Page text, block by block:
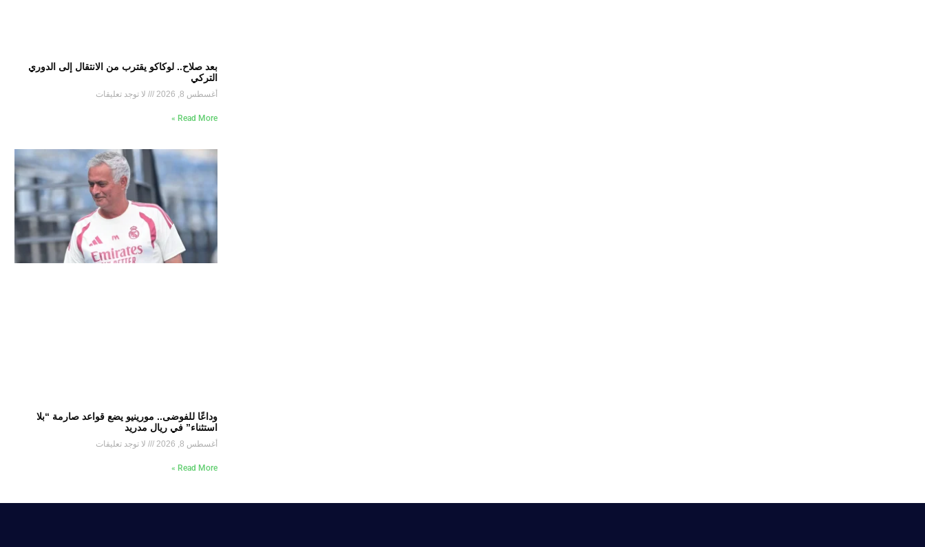
بعد صلاح.. لوكاكو يقترب من الانتقال إلى الدوري
التركي
أغسطس 8, 2026 لا توجد تعليقات
Read More »
وداعًا للفوضى.. مورينيو يضع قواعد صارمة “بلا
استثناء” في ريال مدريد
أغسطس 8, 2026 لا توجد تعليقات
Read More »